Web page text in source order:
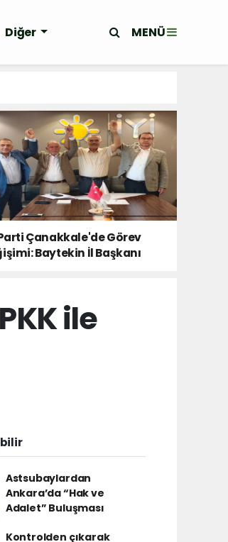
Diğer MENÜ
Çanakkale'de Görev
Baytekin İl Başkanı
ile
Astsubaylardan
Ankara’da “Hak ve
Adalet” Buluşması
Kontrolden çıkarak